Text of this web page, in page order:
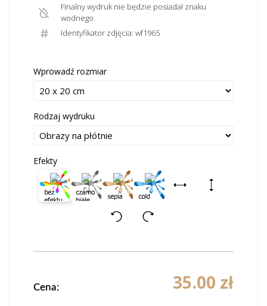
Finalny wydruk nie będzie posiadał znaku
wodnego.
Identyfikator zdjęcia: wf1965
Wprowadź rozmiar
Rodzaj wydruku
Efekty
Cena: 35.00 zł